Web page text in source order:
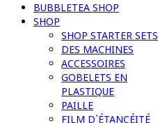
BUBBLETEA SHOP
SHOP
SHOP STARTER SETS
DES MACHINES
ACCESSOIRES
GOBELETS EN
PLASTIQUE
PAILLE
FILM D`ÉTANCÉITÉ